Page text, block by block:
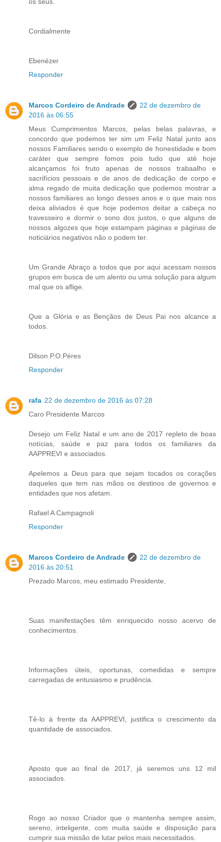
Cordialmente
Ebenézer
Responder
Marcos Cordeiro de Andrade
22 de dezembro de
2016 às 06:55
Meus Cumprimentos Marcos, pelas belas palavras, e
concordo que podemos ter sim um Feliz Natal junto aos
nossos Familiares sendo o exemplo de honestidade e bom
caráter que sempre fomos pois tudo que até hoje
alcançamos foi fruto apenas de nossos trabaalho e
sacrifícios pessoais e de anos de dedicação de corpo e
alma regado de muita dedicação que podemos mostrar a
nossos familiares ao longo desses anos e o que mais nos
deixa aliviados é que hoje podemos deitar a cabeça no
travesseiro e dormir o sono dos justos, o que alguns de
nossos algozes que hoje estampam páginas e páginas de
noticiários negativos não o podem ter.
Um Grande Abraço a todos que por aqui acessam nossos
grupos em busca de um alento ou uma solução para algum
mal que os aflige.
Que a Glória e as Bençãos de Deus Pai nos alcance a
todos.
Dilson P.O.Péres
Responder
rafa 22 de dezembro de 2016 às 07:28
Caro Presidente Marcos
Desejo um Feliz Natal e um ano de 2017 repleto de boas
notícias, saúde e paz para todos os familiares da
AAPPREVI e associados.
Apelemos a Deus para que sejam tocados os corações
daqueles que tem nas mãos os destinos de governos e
entidades que nos afetam.
Rafael A Campagnoli
Responder
Marcos Cordeiro de Andrade
22 de dezembro de
2016 às 20:51
Prezado Marcos, meu estimado Presidente,
Suas manifestações têm enriquecido nosso acervo de
conhecimentos.
Informações úteis, oportunas, comedidas e sempre
carregadas de entusiasmo e prudência.
Tê-lo à frente da AAPPREVI, justifica o crescimento da
quantidade de associados.
Aposto que ao final de 2017, já seremos uns 12 mil
associados.
Rogo ao nosso Criador que o mantenha sempre assim,
sereno, inteligente, com muita saúde e disposição para
cumprir sua missão de lutar pelos mais necessitados.